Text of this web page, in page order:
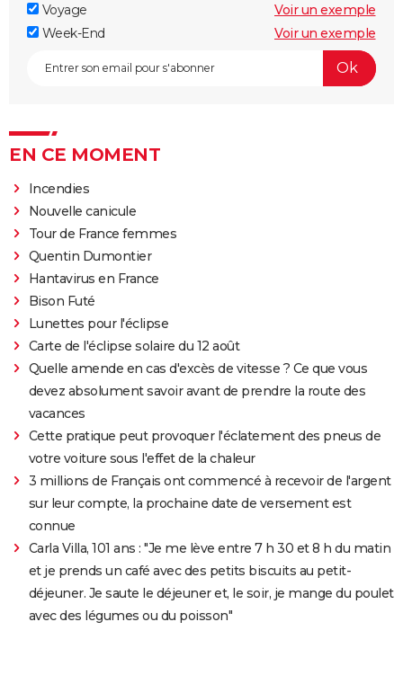
Voyage
Voir un exemple
Week-End
Voir un exemple
EN CE MOMENT
Incendies
Nouvelle canicule
Tour de France femmes
Quentin Dumontier
Hantavirus en France
Bison Futé
Lunettes pour l'éclipse
Carte de l'éclipse solaire du 12 août
Quelle amende en cas d'excès de vitesse ? Ce que vous
devez absolument savoir avant de prendre la route des
vacances
Cette pratique peut provoquer l'éclatement des pneus de
votre voiture sous l'effet de la chaleur
3 millions de Français ont commencé à recevoir de l'argent
sur leur compte, la prochaine date de versement est
connue
Carla Villa, 101 ans : "Je me lève entre 7 h 30 et 8 h du matin
et je prends un café avec des petits biscuits au petit-
déjeuner. Je saute le déjeuner et, le soir, je mange du poulet
avec des légumes ou du poisson"